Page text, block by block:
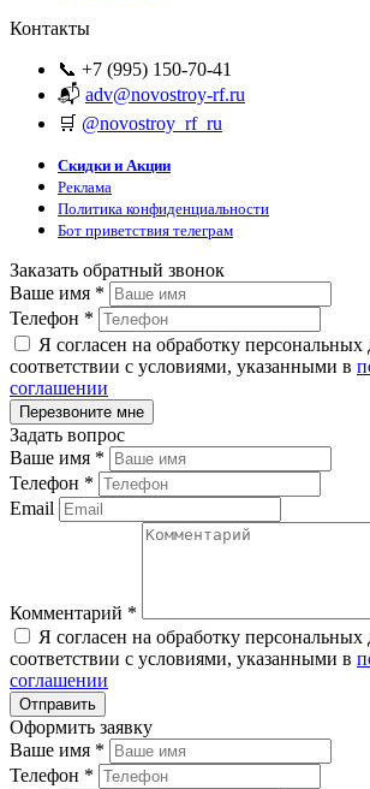
Контакты
📞 +7 (995) 150-70-41
📬 adv@novostroy-rf.ru
🛒 @novostroy_rf_ru
Скидки и Акции
Реклама
Политика конфиденциальности
Бот приветствия телеграм
Заказать обратный звонок
Ваше имя *
Телефон *
Я согласен на обработку
соответствии с условиями, указанными в
соглашении
Задать вопрос
Ваше имя *
Телефон *
Email
Комментарий *
Я согласен на обработку
соответствии с условиями, указанными в
соглашении
Оформить заявку
Ваше имя *
Телефон *